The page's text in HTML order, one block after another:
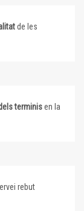
de les
terminisen la
rebut